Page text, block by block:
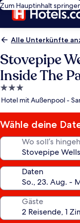
Zum Hauptinhalt
Alle Unterkünfte
Stovepipe
Inside The
3.0-
Sterne-
Hotel mit Außenpool -
Wähle deine
Wo soll’s
Daten
Gäste